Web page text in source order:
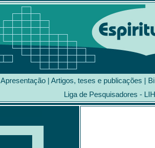
Apresentação | Artigos, teses e publicações |
Liga de Pesquisadores -